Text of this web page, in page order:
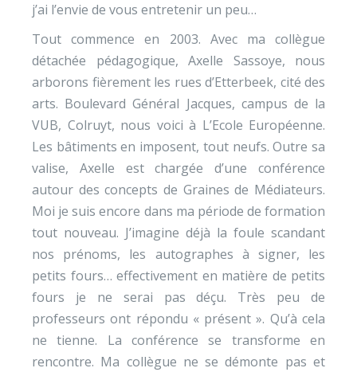
j’ai l’envie de vous entretenir un peu…
Tout commence en 2003. Avec ma collègue
détachée pédagogique, Axelle Sassoye, nous
arborons fièrement les rues d’Etterbeek, cité des
arts. Boulevard Général Jacques, campus de la
VUB, Colruyt, nous voici à L’Ecole Européenne.
Les bâtiments en imposent, tout neufs. Outre sa
valise, Axelle est chargée d’une conférence
autour des concepts de Graines de Médiateurs.
Moi je suis encore dans ma période de formation
tout nouveau. J’imagine déjà la foule scandant
nos prénoms, les autographes à signer, les
petits fours… effectivement en matière de petits
fours je ne serai pas déçu. Très peu de
professeurs ont répondu « présent ». Qu’à cela
ne tienne. La conférence se transforme en
rencontre. Ma collègue ne se démonte pas et